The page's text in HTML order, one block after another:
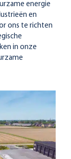
energie
en
ons te richten
in onze